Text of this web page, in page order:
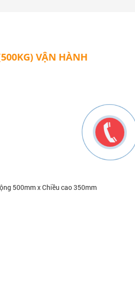
VẬN HÀNH
500mm x Chiều cao 350mm